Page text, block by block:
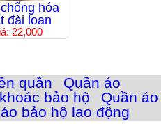
hóa
đài loan
22,000
quần
Quần áo
bảo hộ
Quần áo
bảo hộ lao động